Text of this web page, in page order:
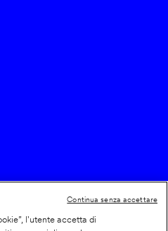
l'utente accetta di
Continua senza accettare